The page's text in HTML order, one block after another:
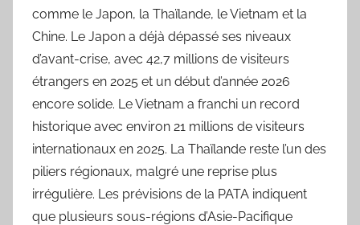
comme le Japon, la Thaïlande, le Vietnam et la
Chine. Le Japon a déjà dépassé ses niveaux
d’avant-crise, avec 42,7 millions de visiteurs
étrangers en 2025 et un début d’année 2026
encore solide. Le Vietnam a franchi un record
historique avec environ 21 millions de visiteurs
internationaux en 2025. La Thaïlande reste l’un des
piliers régionaux, malgré une reprise plus
irrégulière. Les prévisions de la PATA indiquent
que plusieurs sous-régions d’Asie-Pacifique